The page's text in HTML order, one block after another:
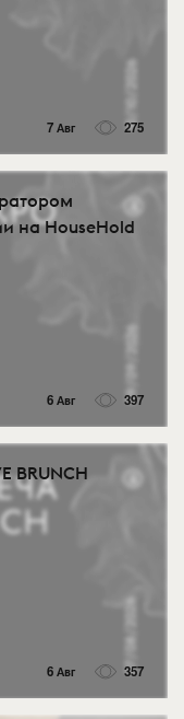
7 Авг 275
на HouseHold
6 Авг 397
BRUNCH
6 Авг 357